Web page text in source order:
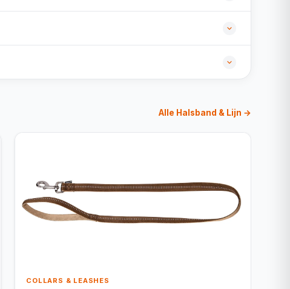
Alle Halsband & Lijn →
COLLARS & LEASHES